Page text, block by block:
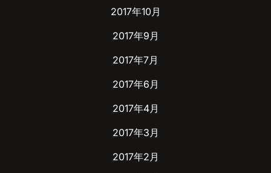
2017年10月
2017年9月
2017年7月
2017年6月
2017年4月
2017年3月
2017年2月